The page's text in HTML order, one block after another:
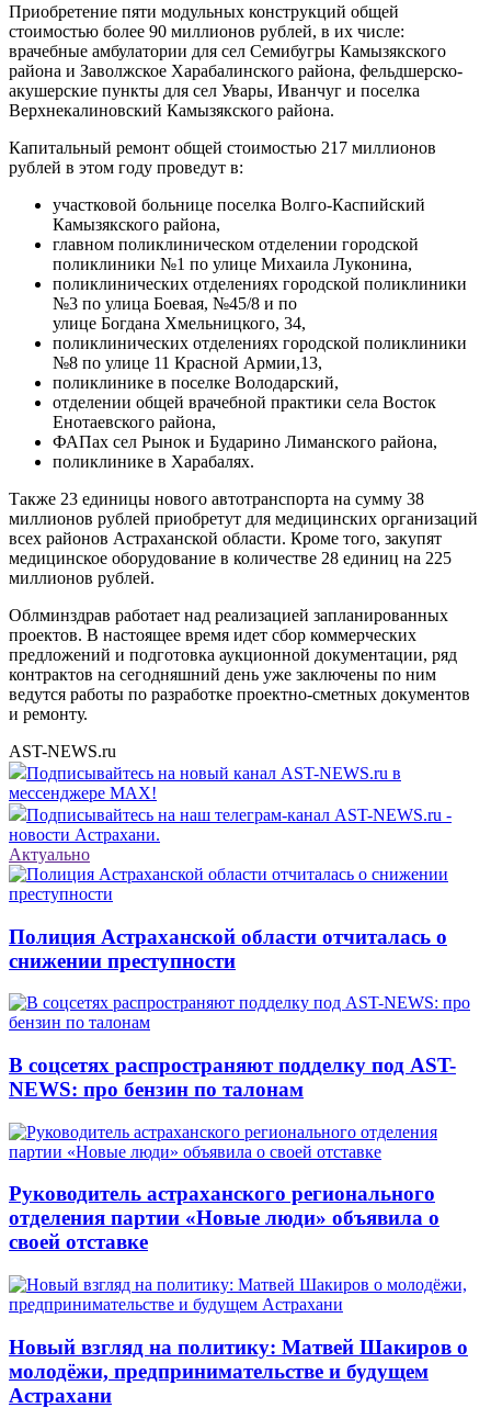
Приобретение пяти модульных конструкций общей
стоимостью более 90 миллионов рублей, в их числе:
врачебные амбулатории для сел Семибугры Камызякского
района и Заволжское Харабалинского района, фельдшерско-
акушерские пункты для сел Увары, Иванчуг и поселка
Верхнекалиновский Камызякского района.
Капитальный ремонт общей стоимостью 217 миллионов
рублей в этом году проведут в:
участковой больнице поселка Волго-Каспийский
Камызякского района,
главном поликлиническом отделении городской
поликлиники №1 по улице Михаила Луконина,
поликлинических отделениях городской поликлиники
№3 по улица Боевая, №45/8 и по
улице Богдана Хмельницкого, 34,
поликлинических отделениях городской поликлиники
№8 по улице 11 Красной Армии,13,
поликлинике в поселке Володарский,
отделении общей врачебной практики села Восток
Енотаевского района,
ФАПах сел Рынок и Бударино Лиманского района,
поликлинике в Харабалях.
Также 23 единицы нового автотранспорта на сумму 38
миллионов рублей приобретут для медицинских организаций
всех районов Астраханской области. Кроме того, закупят
медицинское оборудование в количестве 28 единиц на 225
миллионов рублей.
Облминздрав работает над реализацией запланированных
проектов. В настоящее время идет сбор коммерческих
предложений и подготовка аукционной документации, ряд
контрактов на сегодняшний день уже заключены по ним
ведутся работы по разработке проектно-сметных документов
и ремонту.
AST-NEWS.ru
Подписывайтесь на новый канал AST-NEWS.ru в
мессенджере MAX!
Подписывайтесь на наш телеграм-канал AST-NEWS.ru -
новости Астрахани.
Актуально
Полиция Астраханской области отчиталась о
снижении преступности
В соцсетях распространяют подделку под AST-
NEWS: про бензин по талонам
Руководитель астраханского регионального
отделения партии «Новые люди» объявила о
своей отставке
Новый взгляд на политику: Матвей Шакиров о
молодёжи, предпринимательстве и будущем
Астрахани